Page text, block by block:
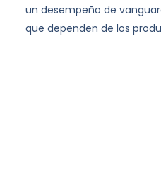
un desempeño de
que dependen de los